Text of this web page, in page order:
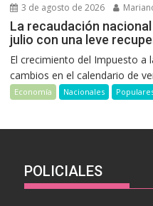
3 de agosto de 2026
La recaudación
julio con una leve
El crecimiento del Impuesto a
cambios en el calendario de
Economía Nacionales
POLICIALES